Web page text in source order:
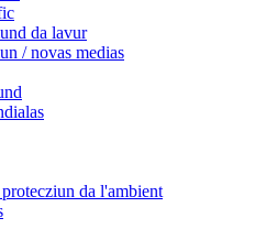
da lavur
/ novas medias
da l'ambient